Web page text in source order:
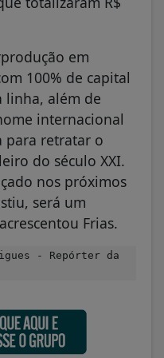
em
100% de capital
linha, além de
internacional
retratar o
do século XXI.
nos próximos
será um
Frias.
- Repórter da